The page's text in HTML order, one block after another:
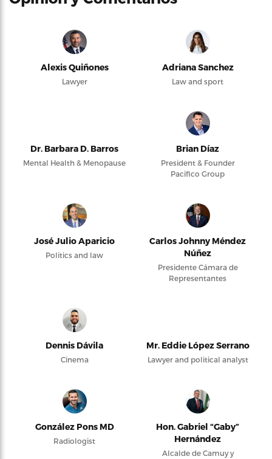
Alexis Quiñones
Lawyer
Adriana Sanchez
Law and sport
Dr. Barbara D. Barros
Mental Health & Menopause
Brian Díaz
President & Founder
Pacifico Group
José Julio Aparicio
Politics and law
Carlos Johnny Méndez
Núñez
Presidente Cámara de
Representantes
Dennis Dávila
Cinema
Mr. Eddie López Serrano
Lawyer and political analyst
González Pons MD
Radiologist
Hon. Gabriel “Gaby”
Hernández
Alcalde de Camuy y